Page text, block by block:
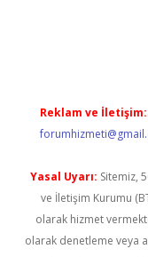
Reklam ve İletişim:
Yasal Uyarı: Sitemiz,
ve İletişim Kurumu
olarak hizmet
olarak denetleme veya